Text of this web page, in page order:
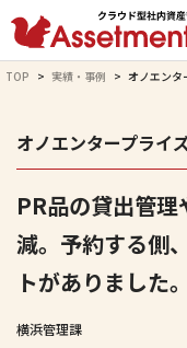
TOP 実績・事例 オノエンタ
オノエンタープライ
PR品の貸出管
減。予約する側
トがありました。
横浜管理課